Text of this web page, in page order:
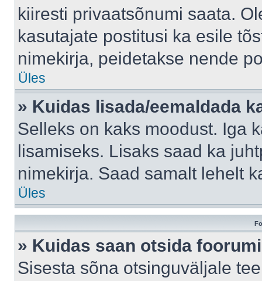
kiiresti privaatsõnumi saata.
kasutajate postitusi ka esile
nimekirja, peidetakse nende
Üles
» Kuidas lisada/eemaldada
Selleks on kaks moodust. Iga
lisamiseks. Lisaks saad ka
nimekirja. Saad samalt lehelt
Üles
» Kuidas saan otsida
Sisesta sõna otsinguväljale